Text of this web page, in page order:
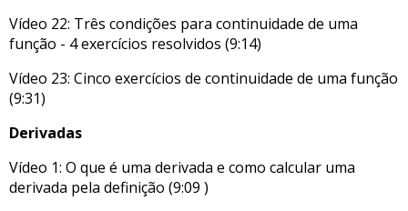
Vídeo 22: Três condições para continuidade de uma
função - 4 exercícios resolvidos (9:14)
Vídeo 23: Cinco exercícios de continuidade de uma função
(9:31)
Derivadas
Vídeo 1: O que é uma derivada e como calcular uma
derivada pela definição (9:09 )